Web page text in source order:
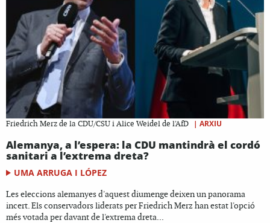
Friedrich Merz de la CDU/CSU i Alice Weidel de l'AfD | ARXIU
Alemanya, a l’espera: la CDU mantindrà el cordó
sanitari a l’extrema dreta?
UMA ARRUGA I LÓPEZ
Les eleccions alemanyes d'aquest diumenge deixen un panorama
incert. Els conservadors liderats per Friedrich Merz han estat l'opció
més votada per davant de l'extrema dreta...